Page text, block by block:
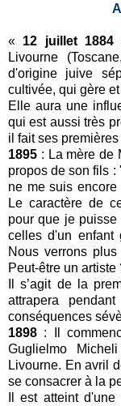
« 12 juillet 1884
Livourne
d'origine juive
cultivée, qui gère
Elle aura une
qui est aussi très
il fait ses
1895 : La mère de
propos de son fils
ne me suis
Le caractère de
pour que je
celles d'un enfant
Nous verrons
Peut-être un artiste
Il s’agit de la
attrapera
conséquences
1898 : Il
Guglielmo
Livourne. En avril
se consacrer à la
Il est atteint